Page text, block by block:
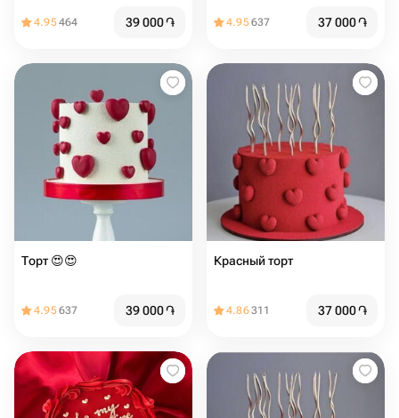
4.95464 39 000֏ 4.95637 37 000֏
Торт 😍😍
4.95637 39 000֏
Красный торт
4.86311 37 000֏